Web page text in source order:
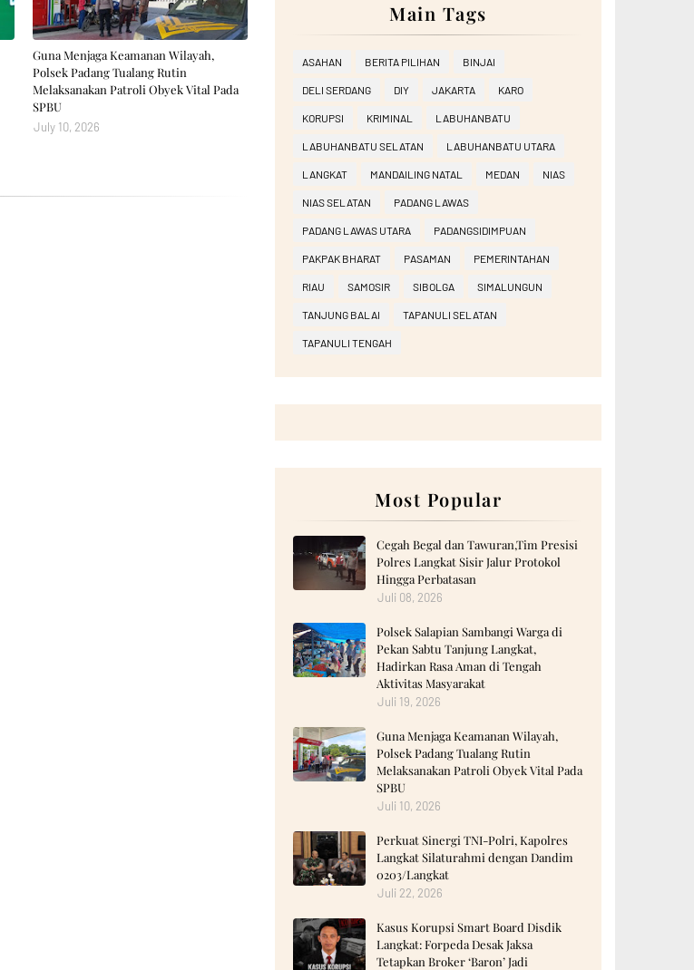
Guna Menjaga Keamanan Wilayah,
Polsek Padang Tualang Rutin
Melaksanakan Patroli Obyek Vital Pada
SPBU
July 10, 2026
Main Tags
ASAHAN BERITA PILIHAN BINJAI
DELI SERDANG DIY JAKARTA KARO
KORUPSI KRIMINAL LABUHANBATU
LABUHANBATU SELATAN LABUHANBATU UTARA
LANGKAT MANDAILING NATAL MEDAN NIAS
NIAS SELATAN PADANG LAWAS
PADANG LAWAS UTARA PADANGSIDIMPUAN
PAKPAK BHARAT PASAMAN PEMERINTAHAN
RIAU SAMOSIR SIBOLGA SIMALUNGUN
TANJUNG BALAI TAPANULI SELATAN
TAPANULI TENGAH
Most Popular
Cegah Begal dan Tawuran,Tim Presisi
Polres Langkat Sisir Jalur Protokol
Hingga Perbatasan
Juli 08, 2026
Polsek Salapian Sambangi Warga di
Pekan Sabtu Tanjung Langkat,
Hadirkan Rasa Aman di Tengah
Aktivitas Masyarakat
Juli 19, 2026
Guna Menjaga Keamanan Wilayah,
Polsek Padang Tualang Rutin
Melaksanakan Patroli Obyek Vital Pada
SPBU
Juli 10, 2026
Perkuat Sinergi TNI-Polri, Kapolres
Langkat Silaturahmi dengan Dandim
0203/Langkat
Juli 22, 2026
Kasus Korupsi Smart Board Disdik
Langkat: Forpeda Desak Jaksa
Tetapkan Broker ‘Baron’ Jadi